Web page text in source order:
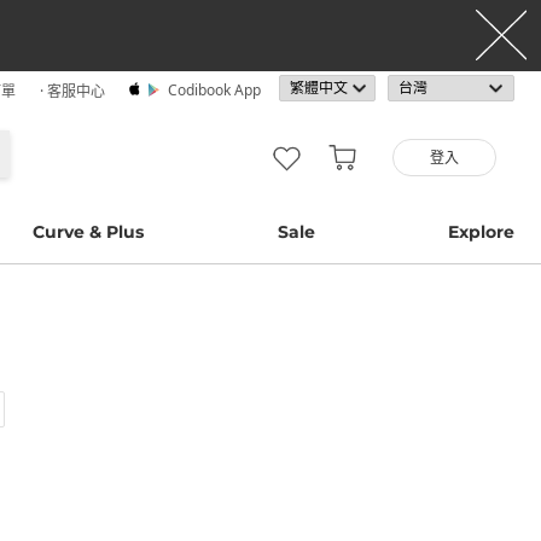
· 客服中心 Codibook App
登入
Curve & Plus Sale Explore